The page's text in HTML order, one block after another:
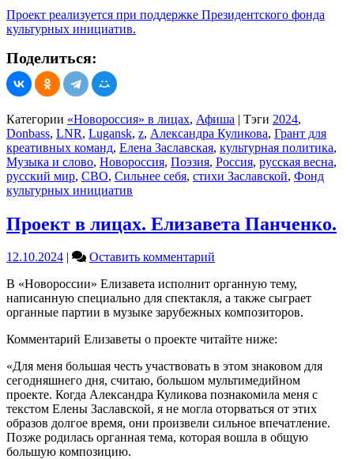
Проект реализуется при поддержке Президентского фонда
культурных инициатив.
Поделиться:
Категории «Новороссия» в лицах, Афиша | Тэги 2024,
Donbass, LNR, Lugansk, z, Александра Куликова, Грант для
креативных команд, Елена Заславская, культурная политика,
Музыка и слово, Новороссия, Поэзия, Россия, русская весна,
русский мир, СВО, Сильнее себя, стихи Заславской, Фонд
культурных инициатив
Проект в лицах. Елизавета Панченко.
12.10.2024 | Оставить комментарий
в
лицах.
Елизавета
В «Новороссии» Елизавета исполнит органную тему,
написанную специально для спектакля, а также сыграет
органные партии в музыке зарубежных композиторов.
Комментарий Елизаветы о проекте читайте ниже:
«Для меня большая честь участвовать в этом знаковом для
сегодняшнего дня, считаю, большом мультимедийном
проекте. Когда Александра Куликова познакомила меня с
текстом Елены Заславской, я не могла оторваться от этих
образов долгое время, они произвели сильное впечатление.
Позже родилась органная тема, которая вошла в общую
большую композицию.